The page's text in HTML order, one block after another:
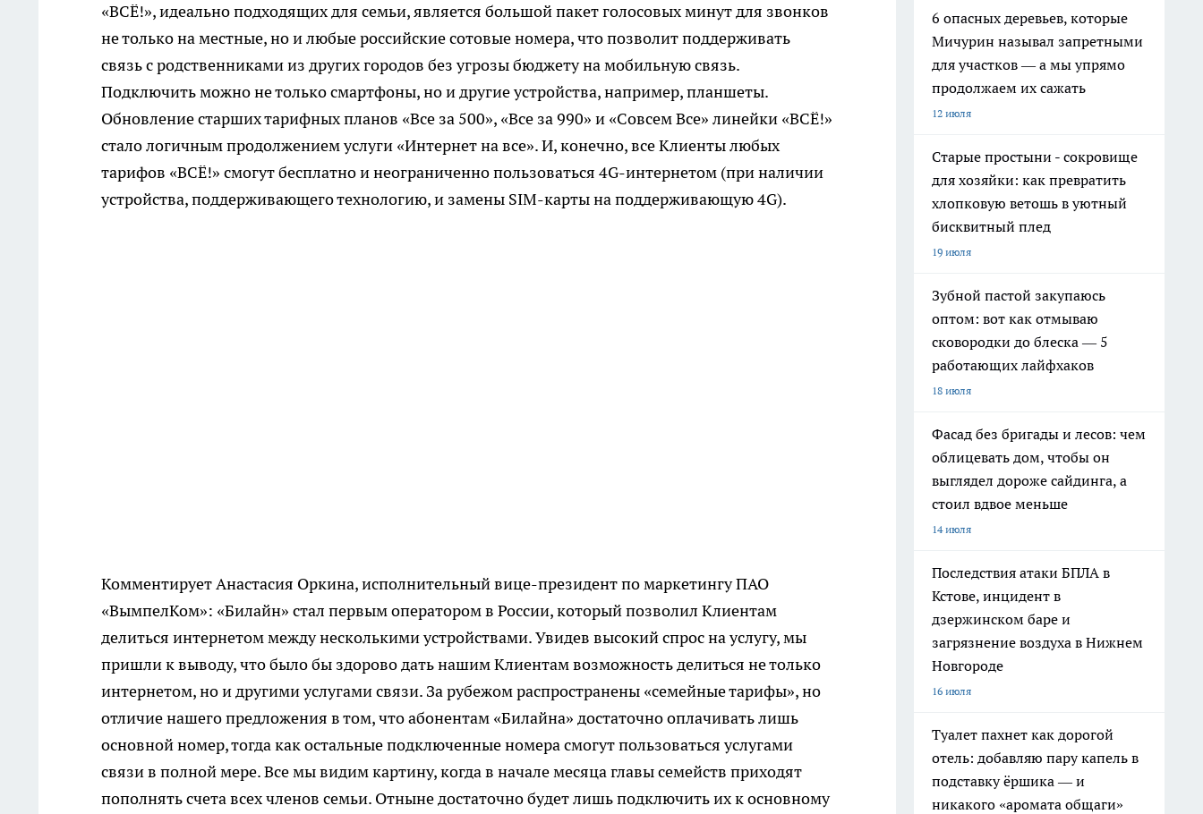
«ВСЁ!», идеально подходящих для семьи, является большой пакет голосовых минут для звонков
не только на местные, но и любые российские сотовые номера, что позволит поддерживать
связь с родственниками из других городов без угрозы бюджету на мобильную связь.
Подключить можно не только смартфоны, но и другие устройства, например, планшеты.
Обновление старших тарифных планов «Все за 500», «Все за 990» и «Совсем Все» линейки «ВСЁ!»
стало логичным продолжением услуги «Интернет на все». И, конечно, все Клиенты любых
тарифов «ВСЁ!» смогут бесплатно и неограниченно пользоваться 4G-интернетом (при наличии
устройства, поддерживающего технологию, и замены SIM-карты на поддерживающую 4G).
Комментирует Анастасия Оркина, исполнительный вице-президент по маркетингу ПАО
«ВымпелКом»: «Билайн» стал первым оператором в России, который позволил Клиентам
делиться интернетом между несколькими устройствами. Увидев высокий спрос на услугу, мы
пришли к выводу, что было бы здорово дать нашим Клиентам возможность делиться не только
интернетом, но и другими услугами связи. За рубежом распространены «семейные тарифы», но
отличие нашего предложения в том, что абонентам «Билайна» достаточно оплачивать лишь
основной номер, тогда как остальные подключенные номера смогут пользоваться услугами
связи в полной мере. Все мы видим картину, когда в начале месяца главы семейств приходят
пополнять счета всех членов семьи. Отныне достаточно будет лишь подключить их к основному
6 опасных деревьев, которые
Мичурин называл запретными
для участков — а мы упрямо
продолжаем их сажать
12 июля
Старые простыни - сокровище
для хозяйки: как превратить
хлопковую ветошь в уютный
бисквитный плед
19 июля
Зубной пастой закупаюсь
оптом: вот как отмываю
сковородки до блеска — 5
работающих лайфхаков
18 июля
Фасад без бригады и лесов: чем
облицевать дом, чтобы он
выглядел дороже сайдинга, а
стоил вдвое меньше
14 июля
Последствия атаки БПЛА в
Кстове, инцидент в
дзержинском баре и
загрязнение воздуха в Нижнем
Новгороде
16 июля
Туалет пахнет как дорогой
отель: добавляю пару капель в
подставку ёршика — и
никакого «аромата общаги»